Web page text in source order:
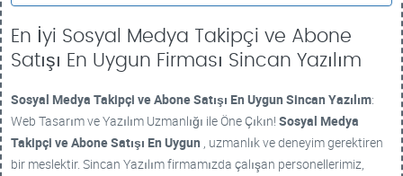
En İyi Sosyal Medya Takipçi ve Abone
Satışı En Uygun Firması Sincan Yazılım
Sosyal Medya Takipçi ve Abone Satışı En Uygun Sincan Yazılım:
Web Tasarım ve Yazılım Uzmanlığı ile Öne Çıkın! Sosyal Medya
Takipçi ve Abone Satışı En Uygun , uzmanlık ve deneyim gerektiren
bir meslektir. Sincan Yazılım firmamızda çalışan personellerimiz,